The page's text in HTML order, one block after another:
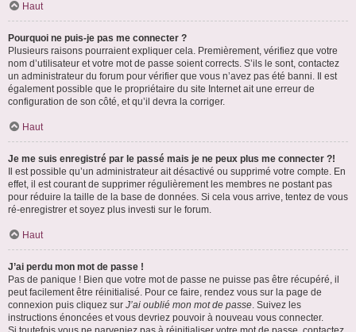
Haut
Pourquoi ne puis-je pas me connecter ?
Plusieurs raisons pourraient expliquer cela. Premièrement, vérifiez que votre
nom d’utilisateur et votre mot de passe soient corrects. S’ils le sont, contactez
un administrateur du forum pour vérifier que vous n’avez pas été banni. Il est
également possible que le propriétaire du site Internet ait une erreur de
configuration de son côté, et qu’il devra la corriger.
Haut
Je me suis enregistré par le passé mais je ne peux plus me connecter ?!
Il est possible qu’un administrateur ait désactivé ou supprimé votre compte. En
effet, il est courant de supprimer régulièrement les membres ne postant pas
pour réduire la taille de la base de données. Si cela vous arrive, tentez de vous
ré-enregistrer et soyez plus investi sur le forum.
Haut
J’ai perdu mon mot de passe !
Pas de panique ! Bien que votre mot de passe ne puisse pas être récupéré, il
peut facilement être réinitialisé. Pour ce faire, rendez vous sur la page de
connexion puis cliquez sur J’ai oublié mon mot de passe. Suivez les
instructions énoncées et vous devriez pouvoir à nouveau vous connecter.